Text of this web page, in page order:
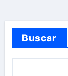
Buscar